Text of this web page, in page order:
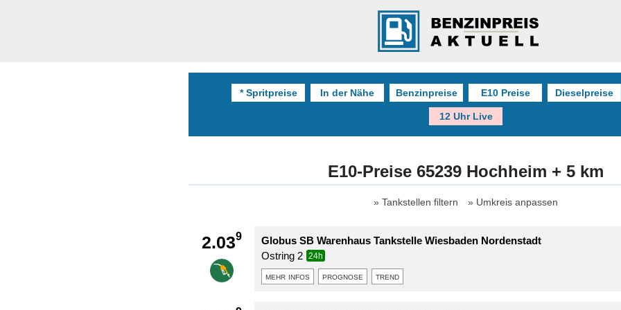
* Spritpreise In der Nähe Benzinpreise E10 Preise Dieselpreise
12 Uhr Live
E10-Preise 65239 Hochheim + 5 km
Tankstellen filtern Umkreis anpassen
2.039
Globus SB Warenhaus Tankstelle Wiesbaden Nordenstadt
Ostring 2
24h
mehr infos prognose trend